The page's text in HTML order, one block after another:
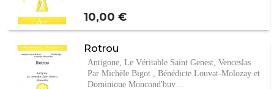
Prix
10,00 €
Rotrou
Antigone, Le Véritable Saint Genest, Venceslas
Par Michèle Bigot , Bénédicte Louvat-Molozay et
Dominique Moncond'huy…